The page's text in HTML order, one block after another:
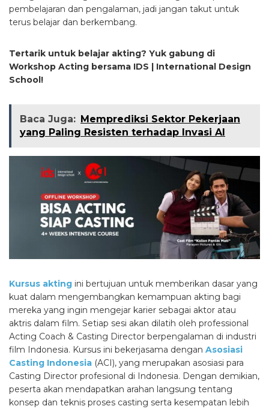
pembelajaran dan pengalaman, jadi jangan takut untuk
terus belajar dan berkembang.
Tertarik untuk belajar akting? Yuk gabung di
Workshop Acting bersama IDS | International Design
School!
Baca Juga: Memprediksi Sektor Pekerjaan
yang Paling Resisten terhadap Invasi AI
Kursus akting ini bertujuan untuk memberikan dasar yang
kuat dalam mengembangkan kemampuan akting bagi
mereka yang ingin mengejar karier sebagai aktor atau
aktris dalam film. Setiap sesi akan dilatih oleh professional
Acting Coach & Casting Director berpengalaman di industri
film Indonesia. Kursus ini bekerjasama dengan Asosiasi
Casting Indonesia (ACI), yang merupakan asosiasi para
Casting Director profesional di Indonesia. Dengan demikian,
peserta akan mendapatkan arahan langsung tentang
konsep dan teknis proses casting serta kesempatan lebih